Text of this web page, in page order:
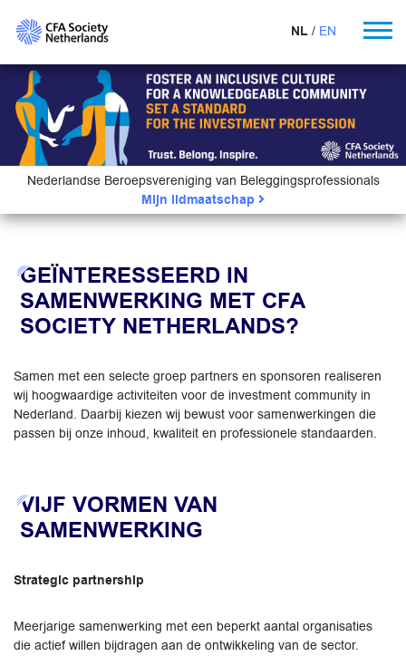
NL EN
Nederlandse Beroepsvereniging van Beleggingsprofessionals
Mijn lidmaatschap
GEÏNTERESSEERD IN
SAMENWERKING MET CFA
SOCIETY NETHERLANDS?
Samen met een selecte groep partners en sponsoren realiseren
wij hoogwaardige activiteiten voor de investment community in
Nederland. Daarbij kiezen wij bewust voor samenwerkingen die
passen bij onze inhoud, kwaliteit en professionele standaarden.
VIJF VORMEN VAN
SAMENWERKING
Strategic partnership
Meerjarige samenwerking met een beperkt aantal organisaties
die actief willen bijdragen aan de ontwikkeling van de sector.